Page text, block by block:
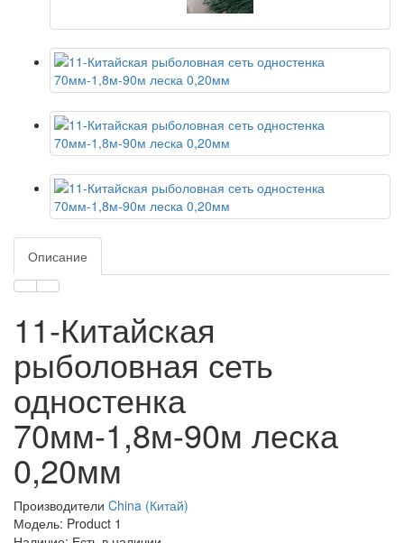
Описание
11-Китайская
рыболовная сеть
одностенка
70мм-1,8м-90м леска
0,20мм
Производители China (Китай)
Модель: Product 1